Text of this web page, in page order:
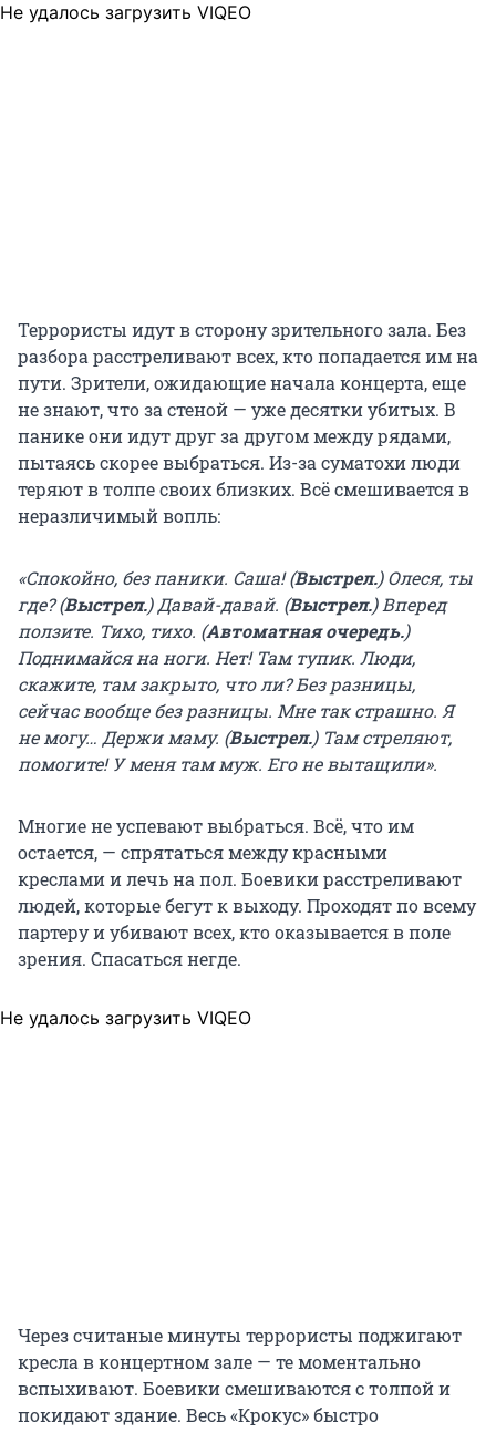
Не удалось загрузить VIQEO
Террористы идут в сторону зрительного зала. Без
разбора расстреливают всех, кто попадается им на
пути. Зрители, ожидающие начала концерта, еще
не знают, что за стеной — уже десятки убитых. В
панике они идут друг за другом между рядами,
пытаясь скорее выбраться. Из-за суматохи люди
теряют в толпе своих близких. Всё смешивается в
неразличимый вопль:
«Спокойно, без паники. Саша! (Выстрел.) Олеся, ты
где? (Выстрел.) Давай-давай. (Выстрел.) Вперед
ползите. Тихо, тихо. (Автоматная очередь.)
Поднимайся на ноги. Нет! Там тупик. Люди,
скажите, там закрыто, что ли? Без разницы,
сейчас вообще без разницы. Мне так страшно. Я
не могу… Держи маму. (Выстрел.) Там стреляют,
помогите! У меня там муж. Его не вытащили».
Многие не успевают выбраться. Всё, что им
остается, — спрятаться между красными
креслами и лечь на пол. Боевики расстреливают
людей, которые бегут к выходу. Проходят по всему
партеру и убивают всех, кто оказывается в поле
зрения. Спасаться негде.
Не удалось загрузить VIQEO
Через считаные минуты террористы поджигают
кресла в концертном зале — те моментально
вспыхивают. Боевики смешиваются с толпой и
покидают здание. Весь «Крокус» быстро